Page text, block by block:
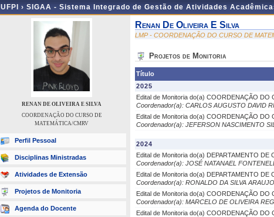
UFPI › SIGAA - Sistema Integrado de Gestão de Atividades
RENAN DE OLIVEIRA E SILVA
COORDENAÇÃO DO CURSO DE
MATEMÁTICA/CMRV
Perfil Pessoal
Disciplinas Ministradas
Atividades de Extensão
Projetos de Monitoria
Agenda do Docente
Renan De Oliveira E Silva
LMP - COORDENAÇÃO DO CURSO DE
Projetos de Monitoria
Título
2025
Edital de Monitoria do(a) COORDENAÇÃO DO
Coordenador(a): CARLOS AUGUSTO DAVID
Edital de Monitoria do(a) COORDENAÇÃO DO
Coordenador(a): JEFERSON NASCIMENTO
2024
Edital de Monitoria do(a) DEPARTAMENTO DE
Coordenador(a): JOSÉ NATANAEL
Edital de Monitoria do(a) DEPARTAMENTO
Coordenador(a): RONALDO DA SILVA ARAUJO
Edital de Monitoria do(a) COORDENAÇÃO DO
Coordenador(a): MARCELO DE OLIVEIRA
Edital de Monitoria do(a) COORDENAÇÃO DO